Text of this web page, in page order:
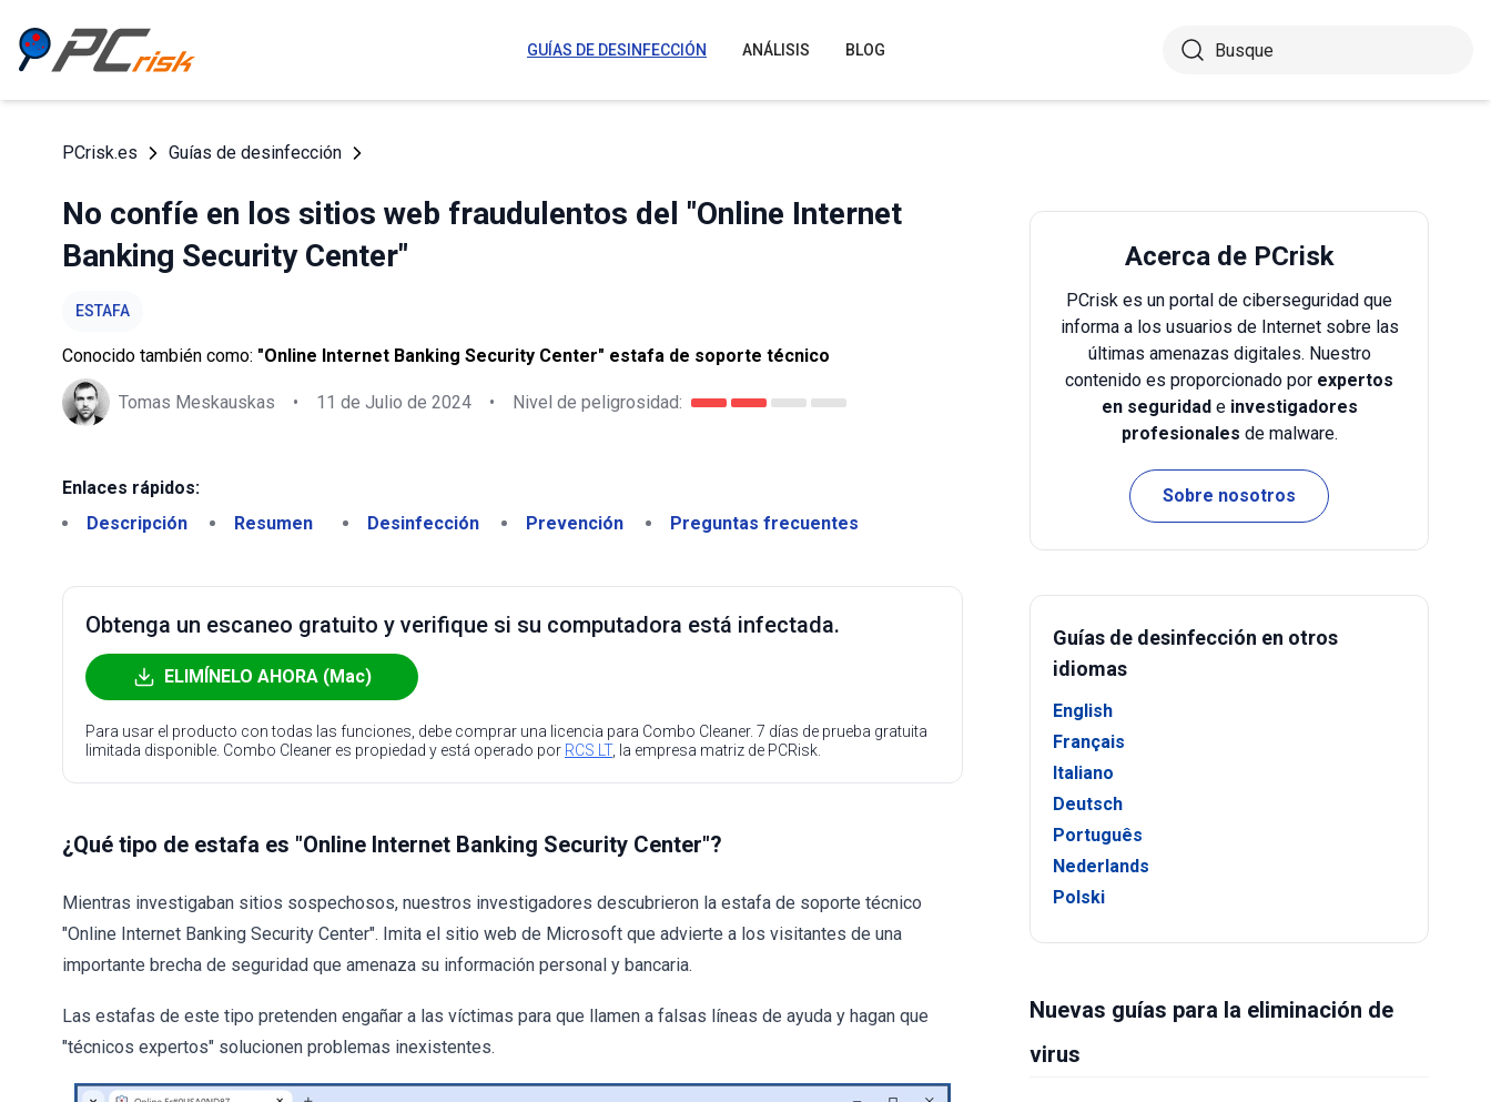
GUÍAS DE DESINFECCIÓN ANÁLISIS BLOG
PCrisk.es Guías de desinfección
No confíe en los sitios web fraudulentos del "Online Internet
Banking Security Center"
ESTAFA
Conocido también como: "Online Internet Banking Security Center" estafa de soporte técnico
Tomas Meskauskas • 11 de Julio de 2024 • Nivel de peligrosidad:
Enlaces rápidos:
Descripción
Resumen Desinfección Prevención Preguntas frecuentes
Obtenga un escaneo gratuito y verifique si su computadora está infectada.
ELIMÍNELO AHORA (Mac)
Para usar el producto con todas las funciones, debe comprar una licencia para Combo Cleaner. 7 días de prueba gratuita
limitada disponible. Combo Cleaner es propiedad y está operado por RCS LT, la empresa matriz de PCRisk.
¿Qué tipo de estafa es "Online Internet Banking Security Center"?
Mientras investigaban sitios sospechosos, nuestros investigadores descubrieron la estafa de soporte técnico
"Online Internet Banking Security Center". Imita el sitio web de Microsoft que advierte a los visitantes de una
importante brecha de seguridad que amenaza su información personal y bancaria.
Las estafas de este tipo pretenden engañar a las víctimas para que llamen a falsas líneas de ayuda y hagan que
"técnicos expertos" solucionen problemas inexistentes.
Acerca de PCrisk
PCrisk es un portal de ciberseguridad que
informa a los usuarios de Internet sobre las
últimas amenazas digitales. Nuestro
contenido es proporcionado por expertos
en seguridade investigadores
profesionales de malware.
Sobre nosotros
Guías de desinfección en otros
idiomas
English
Français
Italiano
Deutsch
Português
Nederlands
Polski
Nuevas guías para la eliminación de
virus